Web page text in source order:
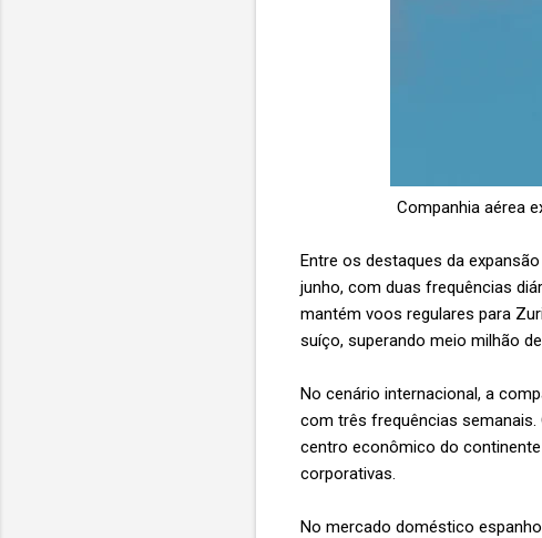
Companhia aérea
Entre os destaques da
junho, com duas frequências
mantém voos regulares para
suíço, superando meio milhão
No cenário internacional, a
com três frequências semanais.
centro econômico do
corporativas.
No mercado doméstico